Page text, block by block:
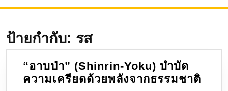
ป้ายกำกับ: รส
“อาบป่า” (Shinrin-Yoku) บำบัด
ความเครียดด้วยพลังจากธรรมชาติ